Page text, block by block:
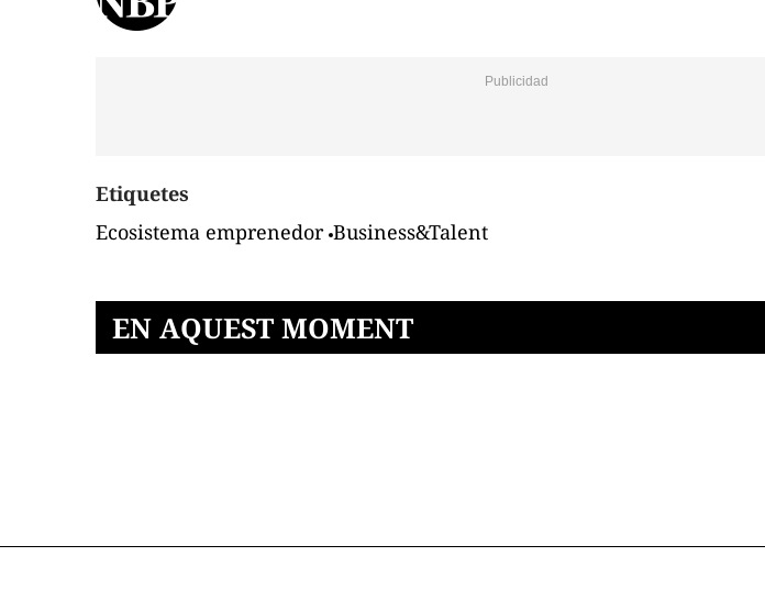
Etiquetes
Ecosistema emprenedor Business&Talent
EN AQUEST MOMENT